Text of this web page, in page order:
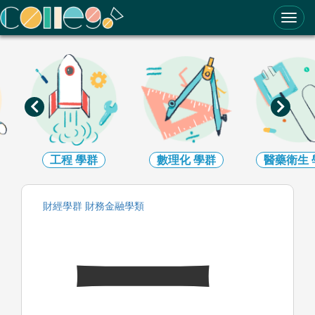
ColleGo! 大學選才與高中育才輔助系統
數理化學群 醫藥衛生學群 生命科學
財經學群 財務金融學類